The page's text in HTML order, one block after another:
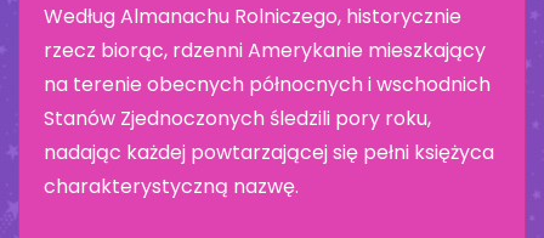
Według Almanachu Rolniczego, historycznie
rzecz biorąc, rdzenni Amerykanie mieszkający
na terenie obecnych północnych i wschodnich
Stanów Zjednoczonych śledzili pory roku,
nadając każdej powtarzającej się pełni księżyca
charakterystyczną nazwę.